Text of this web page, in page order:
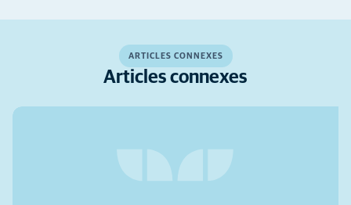
ARTICLES CONNEXES
Articles connexes